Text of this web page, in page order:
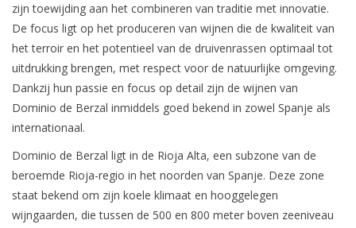
zijn toewijding aan het combineren van traditie met innovatie.
De focus ligt op het produceren van wijnen die de kwaliteit van
het terroir en het potentieel van de druivenrassen optimaal tot
uitdrukking brengen, met respect voor de natuurlijke omgeving.
Dankzij hun passie en focus op detail zijn de wijnen van
Dominio de Berzal inmiddels goed bekend in zowel Spanje als
internationaal.
Dominio de Berzal ligt in de Rioja Alta, een subzone van de
beroemde Rioja-regio in het noorden van Spanje. Deze zone
staat bekend om zijn koele klimaat en hooggelegen
wijngaarden, die tussen de 500 en 800 meter boven zeeniveau